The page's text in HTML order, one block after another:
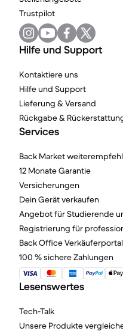
Trustpilot
Hilfe und Support
Kontaktiere uns
Hilfe und Support
Lieferung & Versand
Rückgabe &
Services
Back Market
12 Monate Garantie
Versicherungen
Dein Gerät verkaufen
Angebot für Studierende
Registrierung für
Back Office Verkäuferportal
100 % sichere Zahlungen
Lesenswertes
Tech-Talk
Unsere Produkte